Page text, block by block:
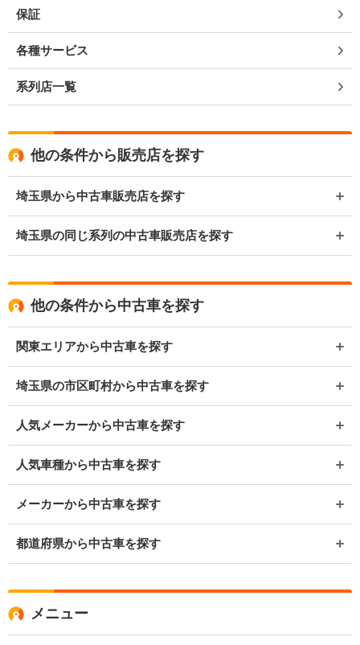
保証
各種サービス
系列店一覧
他の条件から販売店を探す
埼玉県から中古車販売店を探す
埼玉県の同じ系列の中古車販売店を探す
他の条件から中古車を探す
関東エリアから中古車を探す
埼玉県の市区町村から中古車を探す
人気メーカーから中古車を探す
人気車種から中古車を探す
メーカーから中古車を探す
都道府県から中古車を探す
メニュー